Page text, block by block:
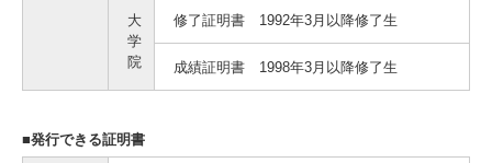
大
学
院
修了証明書 1992年3月以降修了生
成績証明書 1998年3月以降修了生
■発行できる証明書